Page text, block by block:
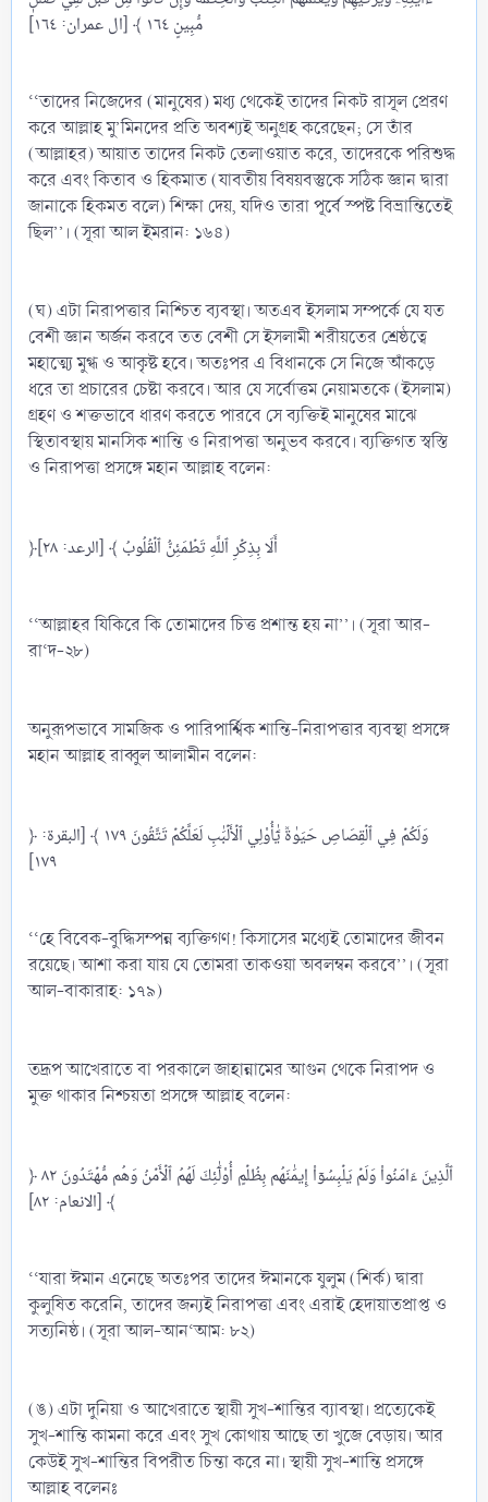
مُّبِينٍ ١٦٤ ﴾ [ال عمران: ١٦٤]
‘‘তাদের নিজেদের (মানুষের) মধ্য থেকেই তাদের নিকট রাসূল প্রেরণ
করে আল্লাহ মু’মিনদের প্রতি অবশ্যই অনুগ্রহ করেছেন; সে তাঁর
(আল্লাহর) আয়াত তাদের নিকট তেলাওয়াত করে, তাদেরকে পরিশুদ্ধ
করে এবং কিতাব ও হিকমাত (যাবতীয় বিষয়বস্তুকে সঠিক জ্ঞান দ্বারা
জানাকে হিকমত বলে) শিক্ষা দেয়, যদিও তারা পূর্বে স্পষ্ট বিভ্রান্তিতেই
ছিল’’। (সূরা আল ইমরান: ১৬৪)
(ঘ) এটা নিরাপত্তার নিশ্চিত ব্যবস্থা। অতএব ইসলাম সম্পর্কে যে যত
বেশী জ্ঞান অর্জন করবে তত বেশী সে ইসলামী শরীয়তের শ্রেষ্ঠত্বে
মহাত্ম্যে মুগ্ধ ও আকৃষ্ট হবে। অতঃপর এ বিধানকে সে নিজে আঁকড়ে
ধরে তা প্রচারের চেষ্টা করবে। আর যে সর্বোত্তম নেয়ামতকে (ইসলাম)
গ্রহণ ও শক্তভাবে ধারণ করতে পারবে সে ব্যক্তিই মানুষের মাঝে
স্থিতাবস্থায় মানসিক শান্তি ও নিরাপত্তা অনুভব করবে। ব্যক্তিগত স্বস্তি
ও নিরাপত্তা প্রসঙ্গে মহান আল্লাহ বলেন:
﴿أَلَا بِذِكۡرِ ٱللَّهِ تَطۡمَئِنُّ ٱلۡقُلُوبُ ﴾ [الرعد: ٢٨]
‘‘আল্লাহর যিকিরে কি তোমাদের চিত্ত প্রশান্ত হয় না’’। (সূরা আর-
রা‘দ-২৮)
অনুরূপভাবে সামজিক ও পারিপার্শ্বিক শান্তি-নিরাপত্তার ব্যবস্থা প্রসঙ্গে
মহান আল্লাহ রাব্বুল আলামীন বলেন:
﴿ وَلَكُمۡ فِي ٱلۡقِصَاصِ حَيَوٰةٞ يَٰٓأُوْلِي ٱلۡأَلۡبَٰبِ لَعَلَّكُمۡ تَتَّقُونَ ١٧٩ ﴾ [البقرة:
١٧٩]
‘‘হে বিবেক-বুদ্ধিসম্পন্ন ব্যক্তিগণ! কিসাসের মধ্যেই তোমাদের জীবন
রয়েছে। আশা করা যায় যে তোমরা তাকওয়া অবলম্বন করবে’’। (সূরা
আল-বাকারাহ: ১৭৯)
তদ্রূপ আখেরাতে বা পরকালে জাহান্নামের আগুন থেকে নিরাপদ ও
মুক্ত থাকার নিশ্চয়তা প্রসঙ্গে আল্লাহ বলেন:
﴿ ٱلَّذِينَ ءَامَنُواْ وَلَمۡ يَلۡبِسُوٓاْ إِيمَٰنَهُم بِظُلۡمٍ أُوْلَٰٓئِكَ لَهُمُ ٱلۡأَمۡنُ وَهُم مُّهۡتَدُونَ ٨٢
﴾ [الانعام: ٨٢]
‘‘যারা ঈমান এনেছে অতঃপর তাদের ঈমানকে যুলুম (শির্ক) দ্বারা
কুলুষিত করেনি, তাদের জন্যই নিরাপত্তা এবং এরাই হেদায়াতপ্রাপ্ত ও
সত্যনিষ্ঠ। (সূরা আল-আন‘আম: ৮২)
(ঙ) এটা দুনিয়া ও আখেরাতে স্থায়ী সুখ-শান্তির ব্যাবস্থা। প্রত্যেকেই
সুখ-শান্তি কামনা করে এবং সুখ কোথায় আছে তা খুজে বেড়ায়। আর
কেউই সুখ-শান্তির বিপরীত চিন্তা করে না। স্থায়ী সুখ-শান্তি প্রসঙ্গে
আল্লাহ বলেনঃ